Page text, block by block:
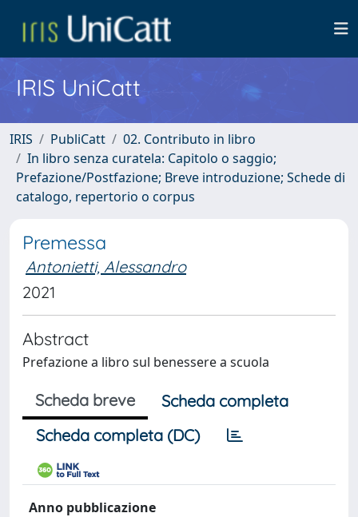
IRIS UniCatt
IRIS PubliCatt
02. Contributo in libro
In libro senza curatela: Capitolo o saggio;
Prefazione/Postfazione; Breve introduzione; Schede di
catalogo, repertorio o corpus
Premessa
Antonietti, Alessandro
2021
Abstract
Prefazione a libro sul benessere a scuola
Scheda breve
Scheda completa
Scheda completa (DC)
Anno pubblicazione